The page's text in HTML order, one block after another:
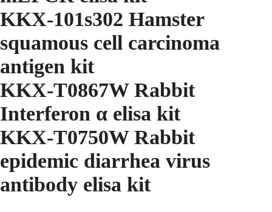
KKX-101s302 Hamster
squamous cell carcinoma
antigen kit
KKX-T0867W Rabbit
Interferon α elisa kit
KKX-T0750W Rabbit
epidemic diarrhea virus
antibody elisa kit